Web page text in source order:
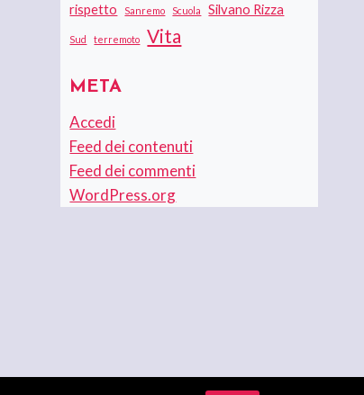
rispetto Sanremo Scuola Silvano Rizza
Sud terremoto Vita
META
Accedi
Feed dei contenuti
Feed dei commenti
WordPress.org